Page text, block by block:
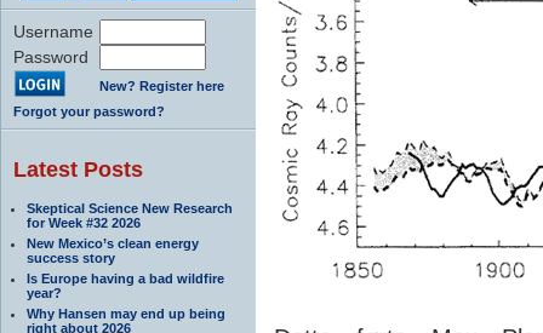
Username
Password
New? Register here
Forgot your password?
Latest Posts
Skeptical Science New Research
for Week #32 2026
New Mexico’s clean energy
success story
Is Europe having a bad wildfire
year?
Why Hansen may end up being
right about 2026